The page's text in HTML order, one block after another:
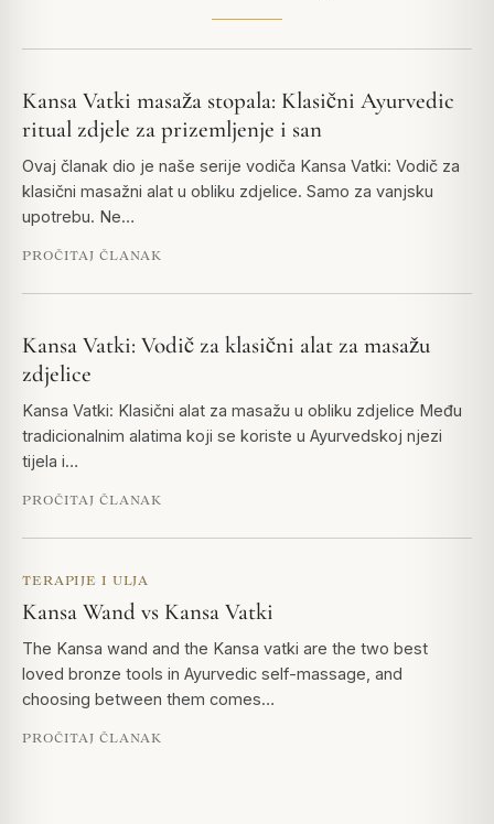
Kansa Vatki masaža stopala: Klasični Ayurvedic
ritual zdjele za prizemljenje i san
Ovaj članak dio je naše serije vodiča Kansa Vatki: Vodič za
klasični masažni alat u obliku zdjelice. Samo za vanjsku
upotrebu. Ne…
PROČITAJ ČLANAK
Kansa Vatki: Vodič za klasični alat za masažu
zdjelice
Kansa Vatki: Klasični alat za masažu u obliku zdjelice Među
tradicionalnim alatima koji se koriste u Ayurvedskoj njezi
tijela i…
PROČITAJ ČLANAK
TERAPIJE I ULJA
Kansa Wand vs Kansa Vatki
The Kansa wand and the Kansa vatki are the two best
loved bronze tools in Ayurvedic self-massage, and
choosing between them comes…
PROČITAJ ČLANAK